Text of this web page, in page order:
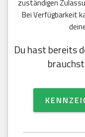
zuständigen
Bei Verfügbarkeit
Du hast bereits